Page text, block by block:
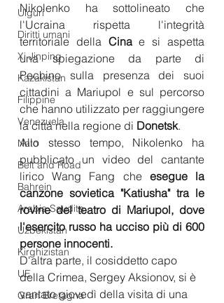
Uiguri
Diritti umani
Xi Jinping
Kazakistan
Filippine
Venezuela
Nato
Belt and Road
Bahrein
Arabia Saudita
Uzbekistan
Kirghizistan
UE
Gran Bretagna
Nikolenko ha sottolineato che
l'Ucraina rispetta l'integrità
territoriale della Cina e si aspetta
una spiegazione da parte di
Pechino sulla presenza dei suoi
cittadini a Mariupol e sul percorso
che hanno utilizzato per raggiungere
la città nella regione di Donetsk.
Allo stesso tempo, Nikolenko ha
pubblicato un video del cantante
lirico Wang Fang che esegue la
canzone sovietica "Katiusha" tra le
rovine del teatro di Mariupol, dove
l'esercito russo ha ucciso più di 600
persone innocenti.
D'altra parte, il cosiddetto capo
della Crimea, Sergey Aksionov, si è
vantato giovedì della visita di una